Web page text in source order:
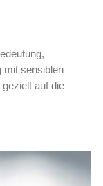
mit sensiblen
auf die